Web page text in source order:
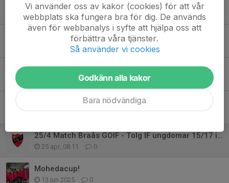
Tidigare nyheter
Lenhovda Cup
25 jun, 11:39 0
Moheda Sommar Cup
12 jun, 13:03 0
Hemmapremiär
25/4 Match Braås GOIF - Tolg IF ungdomar 15/17 i Braås.
25 apr, 08:11 0
Mohedacup!
13 jun 2025 0
Vi använder oss av kakor (cookies) för att vår
webbplats ska fungera bra för dig. De används
även för webbanalys i syfte att hjälpa oss att
förbättra våra tjänster.
Så använder vi cookies
Godkänn alla kakor
Bara nödvändiga